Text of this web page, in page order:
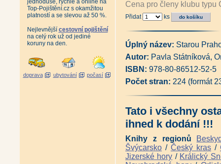
jednoduše, rychle a online na
Top-Pojištění.cz s okamžitou
platností a se slevou až 50 %.
Nejlevnější cestovní pojištění
na celý rok už od jediné
koruny na den.
doprava ubytování počasí
Album starých pohlednic -
Album starých pohlednic -
Antikvariát - Šumpersko,
Album starých pohlednic -
Album starých pohlednic -
Album starých pohlednic -
Album starých pohlednic -
Album starých pohlednic -
Album starých pohlednic -
Adršpašsko-
Antikvariát - Karlovy Vary a
Posázavský Pacifik z Prahy
Posázavský Pacifik Světlá -
Železniční trať Praha -
Železniční tratě Ústecko-
teplické dráhy na starých
Ústeckým krajem vlakem i
Železniční trať z Pardubic do
Cena pro členy klubu typu
Přidat ks
Úplný název: Starou
Autor: Pavla Státníková,
ISBN: 978-80-86512-52-5
Počet stran: 224 (formát
Tato i všechny
ihned k dodání !!!
Knihy z regionů
Švýcarsko / Český kras /
Jizerské hory / Králický